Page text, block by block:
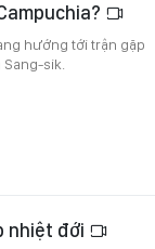
hướng tới trận gặp
sik.
nhiệt đới